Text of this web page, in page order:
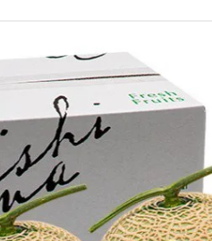
・贈り物グルメカタ